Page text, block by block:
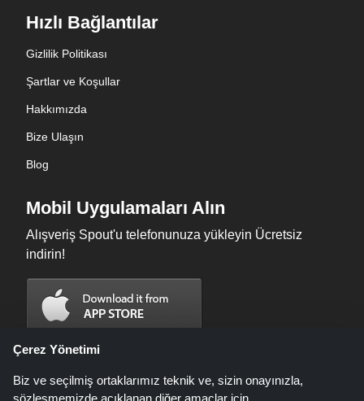
Hızlı Bağlantılar
Gizlilik Politikası
Şartlar ve Koşullar
Hakkımızda
Bize Ulaşın
Blog
Mobil Uygulamaları Alın
Alışveriş Spout'u telefonunuza yükleyin Ücretsiz
indirin!
Çerez Yönetimi
Biz ve seçilmiş ortaklarımız teknik ve, sizin onayınızla,
sözleşmemizde açıklanan diğer amaçlar için